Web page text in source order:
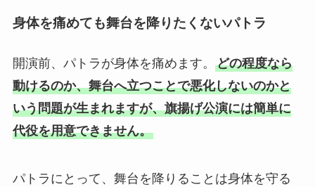
身体を痛めても舞台を降りたくないパトラ
開演前、パトラが身体を痛めます。 どの程度なら
動けるのか、舞台へ立つことで悪化しないのかと
いう問題が生まれますが、旗揚げ公演には簡単に
代役を用意できません。
パトラにとって、舞台を降りることは身体を守る